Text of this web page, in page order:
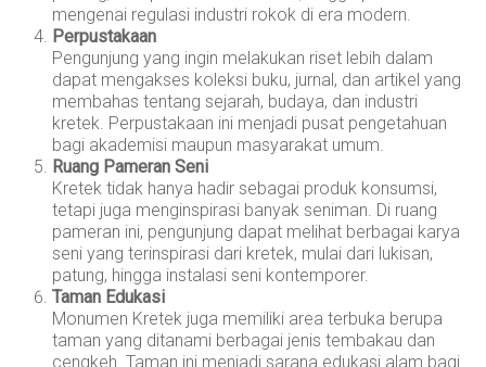
mengenai regulasi industri rokok di era modern.
Perpustakaan
Pengunjung yang ingin melakukan riset lebih dalam
dapat mengakses koleksi buku, jurnal, dan artikel yang
membahas tentang sejarah, budaya, dan industri
kretek. Perpustakaan ini menjadi pusat pengetahuan
bagi akademisi maupun masyarakat umum.
Ruang Pameran Seni
Kretek tidak hanya hadir sebagai produk konsumsi,
tetapi juga menginspirasi banyak seniman. Di ruang
pameran ini, pengunjung dapat melihat berbagai karya
seni yang terinspirasi dari kretek, mulai dari lukisan,
patung, hingga instalasi seni kontemporer.
Taman Edukasi
Monumen Kretek juga memiliki area terbuka berupa
taman yang ditanami berbagai jenis tembakau dan
cengkeh. Taman ini menjadi sarana edukasi alam bagi